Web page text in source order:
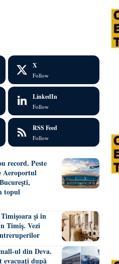
X
Follow
LinkedIn
Follow
RSS Feed
Follow
record. Peste
Aeroportul
topul
și în
Timiș. Vezi
ul din Deva.
evacuați după